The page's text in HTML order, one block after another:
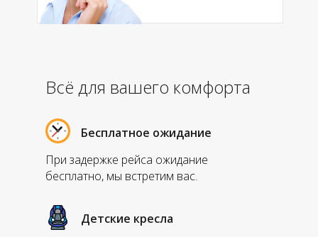
При задержке рейса ожидание
бесплатно, мы встретим вас.
Бесплатное ожидание
Детские кресла
Всё для вашего комфорта